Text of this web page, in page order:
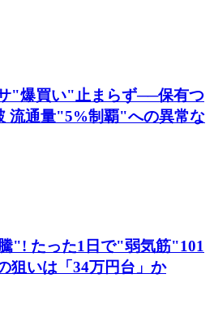
"爆買い"止まらず──保有つ
流通量"5%制覇"への異常な
"! たった1日で"弱気筋"101
狙いは「34万円台」か